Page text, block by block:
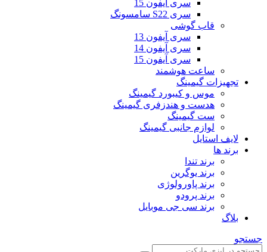
سری آیفون 15
سری S22 سامسونگ
قاب گوشی
سری آیفون 13
سری آیفون 14
سری آیفون 15
ساعت هوشمند
تجهیزات گیمینگ
موس و کیبورد گیمینگ
هدست و هندزفری گیمینگ
ست گیمینگ
لوازم جانبی گیمینگ
لایف استایل
برند ها
برند تندا
برند یوگرین
برند پاورولوژی
برند پرودو
برند سی جی موبایل
بلاگ
جستجو